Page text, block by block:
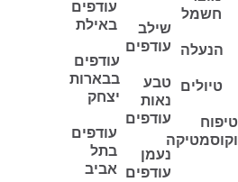
חשמל
הנעלה
טיולים
טיפוח
וקוסמטיקה
שילב
עודפים
טבע
נאות
עודפים
נעמן
עודפים
עודפים
באילת
עודפים
בבארות
יצחק
עודפים
בתל
אביב